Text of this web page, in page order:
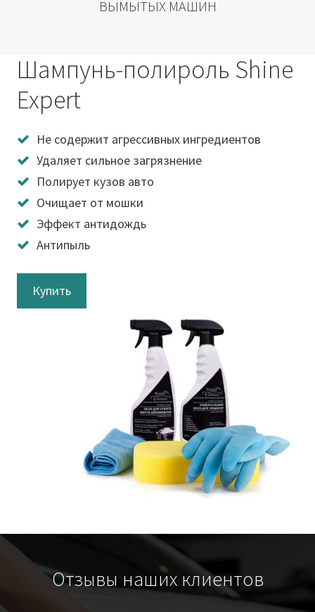
ВЫМЫТЫХ МАШИН
Шампунь-полироль Shine
Expert
Не содержит агрессивных ингредиентов
Удаляет сильное загрязнение
Полирует кузов авто
Очищает от мошки
Эффект антидождь
Антипыль
Купить
Отзывы наших клиентов